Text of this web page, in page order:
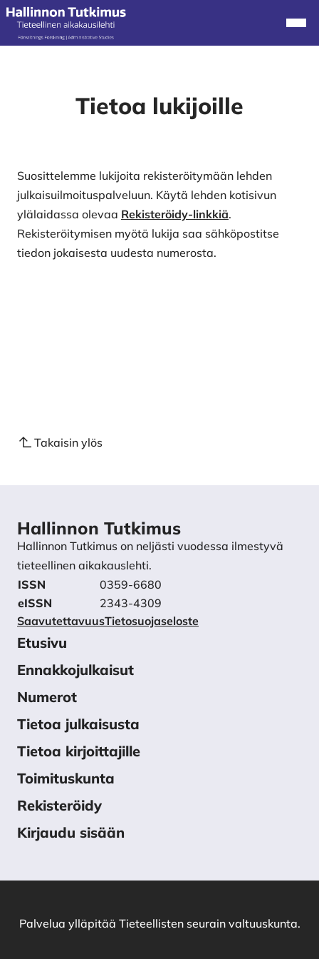
Alkuun
Tietoa lukijoille
Suosittelemme lukijoita rekisteröitymään lehden
julkaisuilmoituspalveluun. Käytä lehden kotisivun
ylälaidassa olevaa Rekisteröidy-linkkiä.
Rekisteröitymisen myötä lukija saa sähköpostitse
tiedon jokaisesta uudesta numerosta.
Takaisin ylös
Hallinnon Tutkimus
Hallinnon Tutkimus on neljästi vuodessa ilmestyvä
tieteellinen aikakauslehti.
ISSN
0359-6680
eISSN
2343-4309
SaavutettavuusTietosuojaseloste
Etusivu
Ennakkojulkaisut
Numerot
Tietoa julkaisusta
Tietoa kirjoittajille
Toimituskunta
Rekisteröidy
Kirjaudu sisään
Palvelua ylläpitää Tieteellisten seurain valtuuskunta.